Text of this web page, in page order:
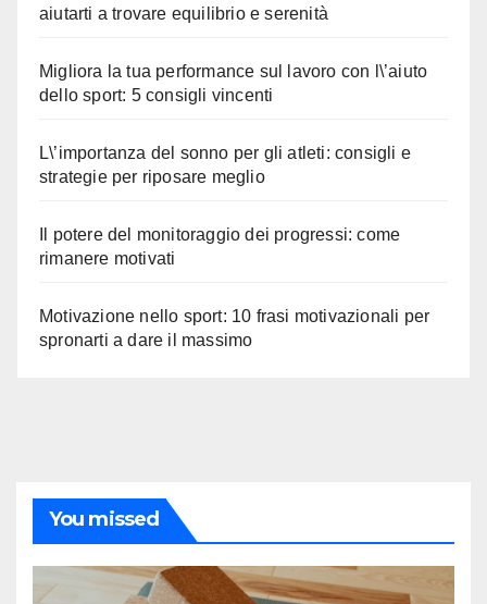
aiutarti a trovare equilibrio e serenità
Migliora la tua performance sul lavoro con l\’aiuto
dello sport: 5 consigli vincenti
L\’importanza del sonno per gli atleti: consigli e
strategie per riposare meglio
Il potere del monitoraggio dei progressi: come
rimanere motivati
Motivazione nello sport: 10 frasi motivazionali per
spronarti a dare il massimo
You missed